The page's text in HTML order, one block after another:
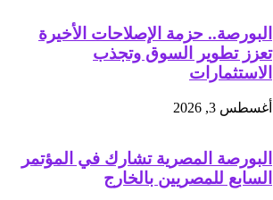
البورصة.. حزمة الإصلاحات الأخيرة
تعزز تطوير السوق وتجذب
الاستثمارات
أغسطس 3, 2026
البورصة المصرية تشارك في المؤتمر
السابع للمصريين بالخارج